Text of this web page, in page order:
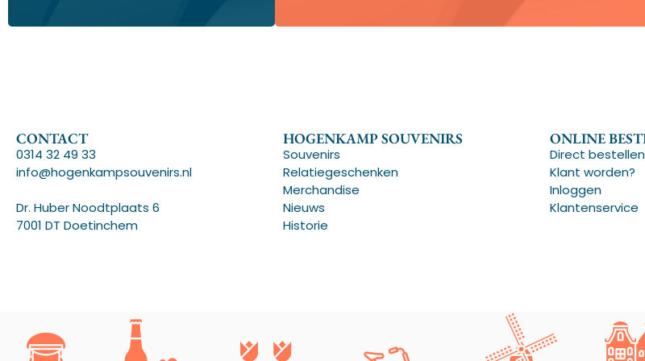
CONTACT
0314 32 49 33
info@hogenkampsouvenirs.nl
Dr. Huber Noodtplaats 6
7001 DT Doetinchem
HOGENKAMP SOUVENIRS
Souvenirs
Relatiegeschenken
Merchandise
Nieuws
Historie
ONLINE
Direct bestellen
Klant worden?
Inloggen
Klantenservice